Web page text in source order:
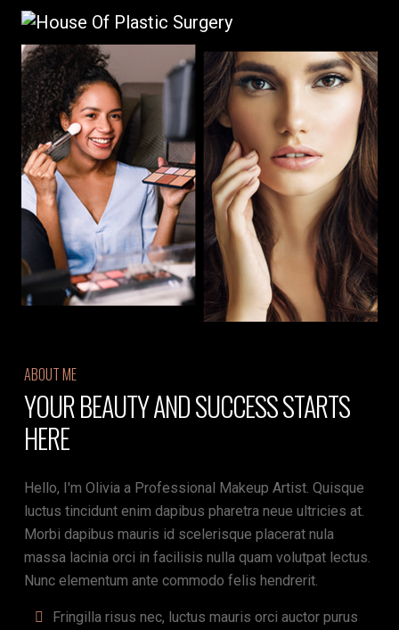
ABOUT ME
YOUR BEAUTY AND SUCCESS STARTS
HERE
Hello, I'm Olivia a Professional Makeup Artist. Quisque
luctus tincidunt enim dapibus pharetra neue ultricies at.
Morbi dapibus mauris id scelerisque placerat nula
massa lacinia orci in facilisis nulla quam volutpat lectus.
Nunc elementum ante commodo felis hendrerit.
Fringilla risus nec, luctus mauris orci auctor purus